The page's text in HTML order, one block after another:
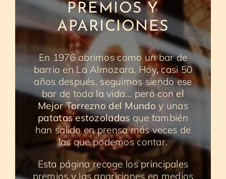
PREMIOS Y
APARICIONES
En 1976 abrimos como un bar de
barrio en La Almozara. Hoy, casi 50
años después, seguimos siendo ese
bar de toda la vida… pero con el
Mejor Torrezno del Mundo y unas
patatas estozoladas que también
han salido en prensa más veces de
las que podemos contar.
Esta página recoge los principales
premios y las apariciones en medios